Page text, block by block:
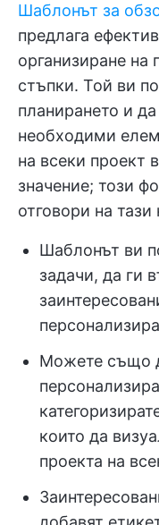
Шаблонът за
предлага
организиране на
стъпки. Той ви
планирането и
необходими
на всеки проект
значение; този
отговори на
Шаблонът ви
задачи, да ги
Можете също
които да
проекта на